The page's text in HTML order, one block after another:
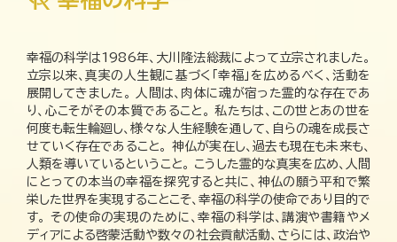
幸福の科学は1986年、大川隆法総裁によって立宗されました。
立宗以来、真実の人生観に基づく「幸福」を広めるべく、活動を
展開してきました。 人間は、肉体に魂が宿った霊的な存在であ
り、心こそがその本質であること。 私たちは、この世とあの世を
何度も転生輪廻し、様々な人生経験を通して、自らの魂を成長さ
せていく存在であること。 神仏が実在し、過去も現在も未来も、
人類を導いているということ。 こうした霊的な真実を広め、人間
にとっての本当の幸福を探究すると共に、神仏の願う平和で繁
栄した世界を実現することこそ、幸福の科学の使命であり目的で
す。 その使命の実現のために、幸福の科学は、講演や書籍やメ
ディアによる啓蒙活動や数々の社会貢献活動、さらには、政治や